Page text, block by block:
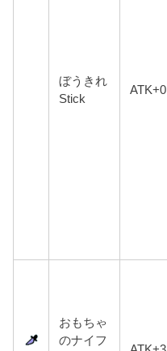
ぼうきれ
Stick
ATK+0
おもちゃ
のナイフ